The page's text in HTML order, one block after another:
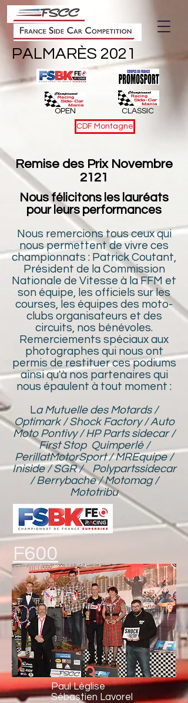
PALMARÈS 2021
OPEN
CLASSIC
CDF Montagne
Remise des Prix Novembre
2121
Nous félicitons les lauréats
pour leurs performances
Nous remercions tous ceux qui
nous permettent de vivre ces
championnats : Patrick Coutant,
Président de la Commission
Nationale de Vitesse à la FFM et
son équipe, les officiels sur les
courses, les équipes des moto-
clubs organisateurs et des
circuits, nos bénévoles.
Remerciements spéciaux aux
photographes qui nous ont
permis de restituer ces podiums
ainsi qu'à nos partenaires qui
nous épaulent à tout moment :
La Mutuelle des Motards /
Optimark / Shock Factory / Auto
Moto Pontivy / HP Parts sidecar /
First Stop Quimperlé /
PerillatMotorSport / MREquipe /
Iniside / SGR / Polypartssidecar
/ Berrybache / Motomag /
Mototribu
F600
Paul Léglise
Sébastien Lavorel